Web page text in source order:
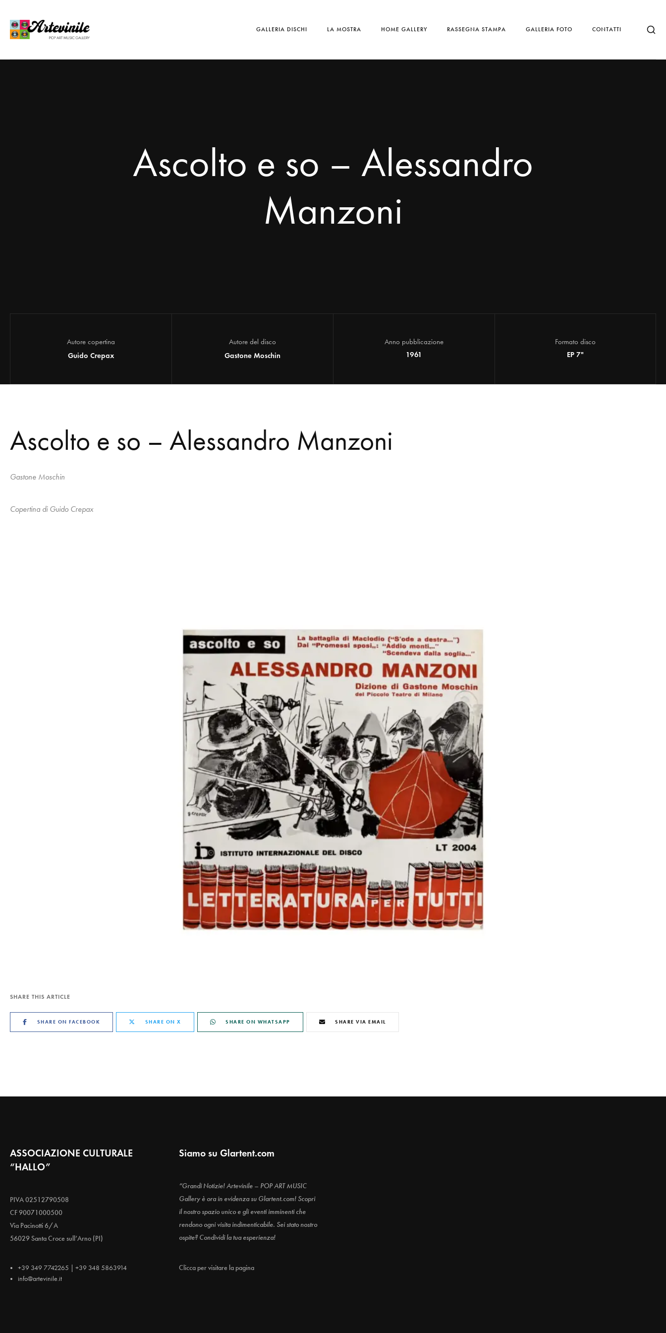
GALLERIA DISCHI LA MOSTRA HOME GALLERY RASSEGNA STAMPA GALLERIA FOTO CONTATTI
Ascolto e so – Alessandro
Manzoni
Autore copertina
Guido Crepax
Autore del disco
Gastone Moschin
Anno pubblicazione
1961
Formato disco
EP 7"
Ascolto e so – Alessandro Manzoni
Gastone Moschin
Copertina di Guido Crepax
SHARE THIS ARTICLE
SHARE ON FACEBOOK SHARE ON X SHARE ON WHATSAPP SHARE VIA EMAIL
ASSOCIAZIONE CULTURALE
“HALLO”
PIVA 02512790508
CF 90071000500
Via Pacinotti 6/A
56029 Santa Croce sull’Arno (PI)
+39 349 7742265 | +39 348 5863914
info@artevinile.it
Siamo su Glartent.com
“Grandi Notizie! Artevinile – POP ART MUSIC
Gallery è ora in evidenza su Glartent.com! Scopri
il nostro spazio unico e gli eventi imminenti che
rendono ogni visita indimenticabile. Sei stato nostro
ospite? Condividi la tua esperienza!
Clicca per visitare la pagina